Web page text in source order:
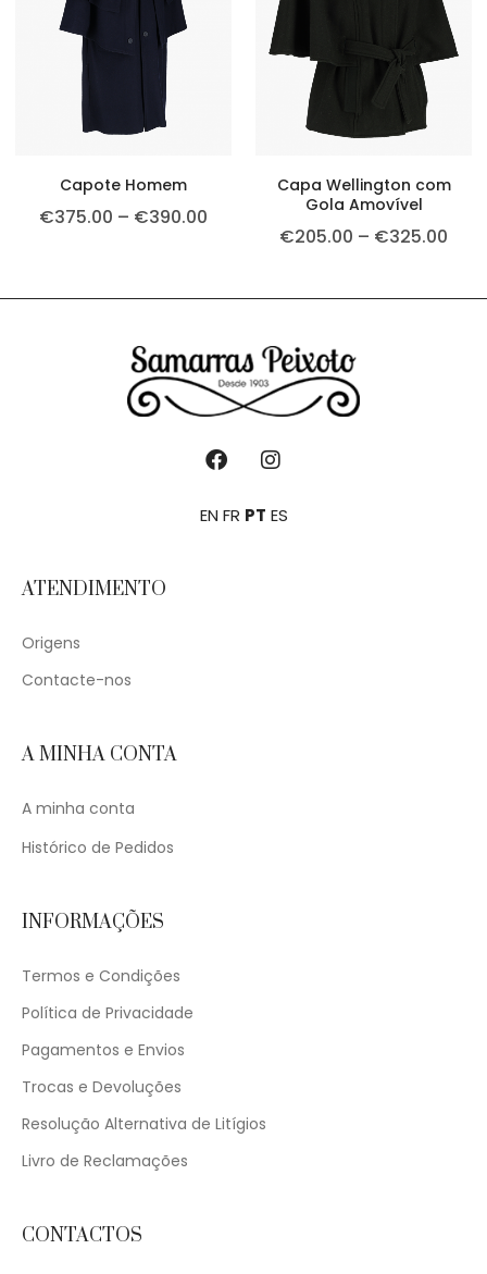
Capote Homem
€375.00 – €390.00
Capa Wellington com
Gola Amovível
€205.00 – €325.00
EN FR PT ES
ATENDIMENTO
Origens
Contacte-nos
A MINHA CONTA
A minha conta
Histórico de Pedidos
INFORMAÇÕES
Termos e Condições
Política de Privacidade
Pagamentos e Envios
Trocas e Devoluções
Resolução Alternativa de Litígios
Livro de Reclamações
CONTACTOS